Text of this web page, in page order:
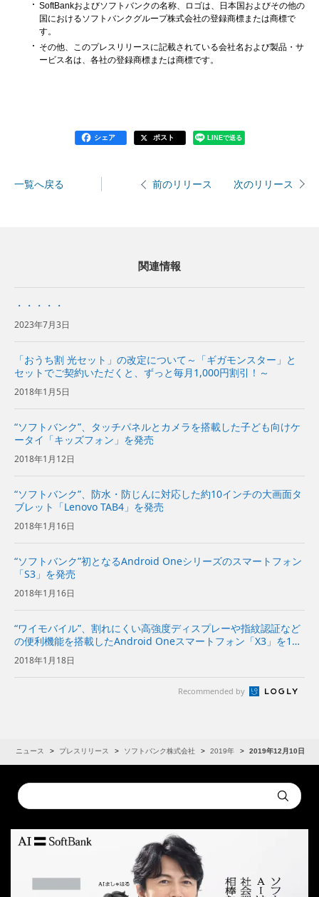
SoftBankおよびソフトバンクの名称、ロゴは、日本国およびその他の
国におけるソフトバンクグループ株式会社の登録商標または商標で
す。
その他、このプレスリリースに記載されている会社名および製品・サ
ービス名は、各社の登録商標または商標です。
シェア ポスト LINEで送る
一覧へ戻る 前のリリース 次のリリース
関連情報
・・・・・
2023年7月3日
「おうち割 光セット」の改定について～「ギガモンスター」と
セットでご契約いただくと、ずっと毎月1,000円割引！～
2018年1月5日
“ソフトバンク”、タッチパネルとカメラを搭載した子ども向けケ
ータイ「キッズフォン」を発売
2018年1月12日
“ソフトバンク”、防水・防じんに対応した約10インチの大画面タ
ブレット「Lenovo TAB4」を発売
2018年1月16日
“ソフトバンク”初となるAndroid Oneシリーズのスマートフォン
「S3」を発売
2018年1月16日
“ワイモバイル”、割れにくい高強度ディスプレーや指紋認証など
の便利機能を搭載したAndroid Oneスマートフォン「X3」を1月
25日に発売
2018年1月18日
Recommended by
ニュース プレスリリース ソフトバンク株式会社 2019年 2019年12月10日
Conduct
a
Submit